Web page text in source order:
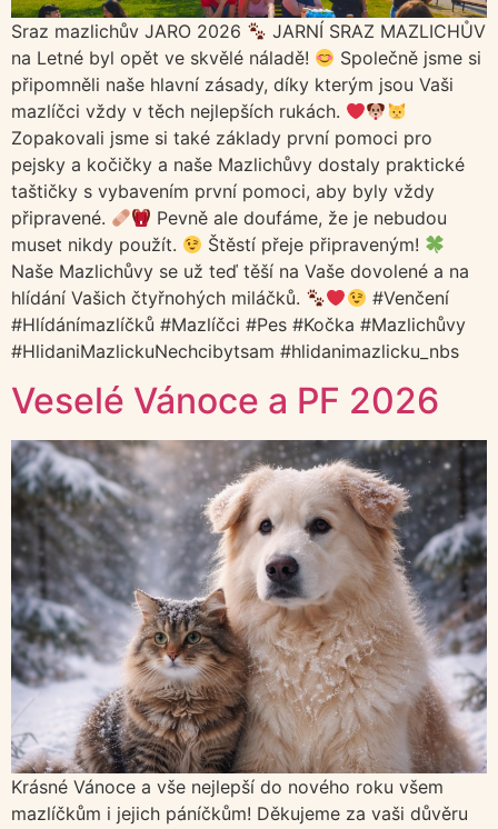
Sraz mazlichův JARO 2026
JARNÍ SRAZ MAZLICHŮV
na Letné byl opět ve skvělé náladě!
Společně jsme si
připomněli naše hlavní zásady, díky kterým jsou Vaši
mazlíčci vždy v těch nejlepších rukách.
Zopakovali jsme si také základy první pomoci pro
pejsky a kočičky a naše Mazlichůvy dostaly praktické
taštičky s vybavením první pomoci, aby byly vždy
připravené.
Pevně ale doufáme, že je nebudou
muset nikdy použít.
Štěstí přeje připraveným!
Naše Mazlichůvy se už teď těší na Vaše dovolené a na
hlídání Vašich čtyřnohých miláčků.
#Venčení
#Hlídánímazlíčků #Mazlíčci #Pes #Kočka #Mazlichůvy
#HlidaniMazlickuNechcibytsam #hlidanimazlicku_nbs
Veselé Vánoce a PF 2026
Krásné Vánoce a vše nejlepší do nového roku všem
mazlíčkům i jejich páníčkům! Děkujeme za vaši důvěru